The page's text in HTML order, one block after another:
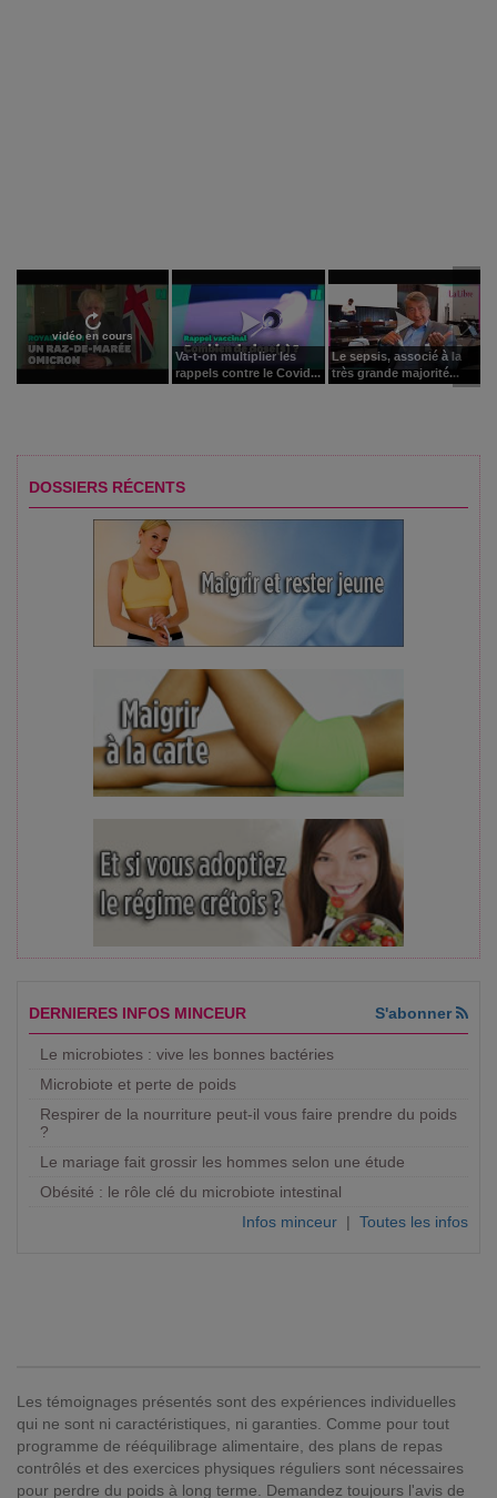
vidéo en cours
Va-t-on multiplier les
rappels contre le Covid...
Le sepsis, associé à la
très grande majorité...
DOSSIERS RÉCENTS
DERNIERES INFOS MINCEUR S'abonner
Le microbiotes : vive les bonnes bactéries
Microbiote et perte de poids
Respirer de la nourriture peut-il vous faire prendre du poids
?
Le mariage fait grossir les hommes selon une étude
Obésité : le rôle clé du microbiote intestinal
Infos minceur | Toutes les infos
Les témoignages présentés sont des expériences individuelles
qui ne sont ni caractéristiques, ni garanties. Comme pour tout
programme de rééquilibrage alimentaire, des plans de repas
contrôlés et des exercices physiques réguliers sont nécessaires
pour perdre du poids à long terme. Demandez toujours l'avis de